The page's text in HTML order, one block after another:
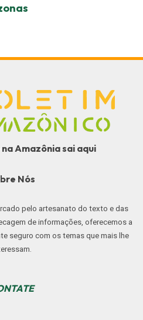
Amazônia sai aqui
Nós
pelo artesanato do texto e das
de informações, oferecemos a
seguro com os temas que mais lhe